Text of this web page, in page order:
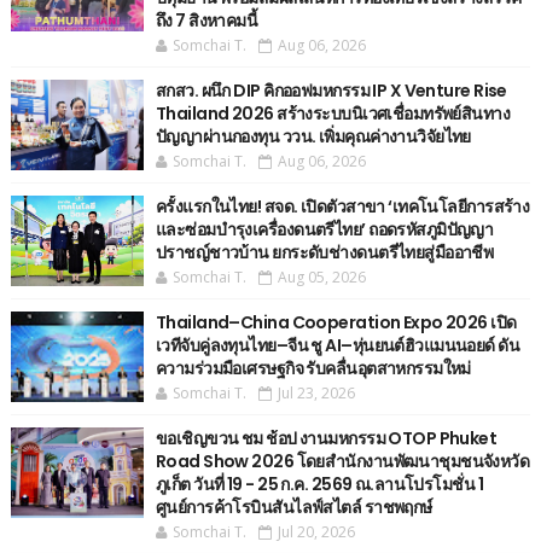
ถึง 7 สิงหาคมนี้
Somchai T. Aug 06, 2026
สกสว. ผนึก DIP คิกออฟมหกรรม IP X Venture Rise
Thailand 2026 สร้างระบบนิเวศเชื่อมทรัพย์สินทาง
ปัญญาผ่านกองทุน ววน. เพิ่มคุณค่างานวิจัยไทย
Somchai T. Aug 06, 2026
ครั้งแรกในไทย! สจด. เปิดตัวสาขา ‘เทคโนโลยีการสร้าง
และซ่อมบำรุงเครื่องดนตรีไทย’ ​ถอดรหัสภูมิปัญญา
ปราชญ์ชาวบ้าน ยกระดับช่างดนตรีไทยสู่มืออาชีพ
Somchai T. Aug 05, 2026
Thailand–China Cooperation Expo 2026 เปิด
เวทีจับคู่ลงทุนไทย–จีน ชู AI–หุ่นยนต์ฮิวแมนนอยด์ ดัน
ความร่วมมือเศรษฐกิจ รับคลื่นอุตสาหกรรมใหม่
Somchai T. Jul 23, 2026
ขอเชิญขวน ชม ช้อป งานมหกรรม OTOP Phuket
Road Show 2026 โดยสำนักงานพัฒนาชุมชนจังหวัด
ภูเก็ต วันที่ 19 - 25 ก.ค. 2569 ณ.ลานโปรโมชั่น 1
ศูนย์การค้าโรบินสันไลฟ์สไตล์ ราชพฤกษ์
Somchai T. Jul 20, 2026